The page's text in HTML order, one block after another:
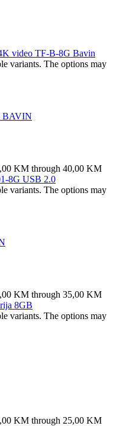
variants. The options may
BAVIN
KM through 40,00 KM
variants. The options may
KM through 35,00 KM
variants. The options may
KM through 25,00 KM